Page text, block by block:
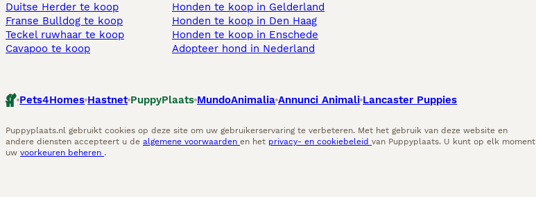
Duitse Herder te koop
Franse Bulldog te koop
Teckel ruwhaar te koop
Cavapoo te koop
Honden te koop in Gelderland
Honden te koop in Den Haag
Honden te koop in Enschede
Adopteer hond in Nederland
Pets4Homes Hastnet PuppyPlaats MundoAnimalia Annunci Animali Lancaster Puppies
Puppyplaats.nl gebruikt cookies op deze site om uw gebruikerservaring te verbeteren. Met het gebruik van deze website en
andere diensten accepteert u de algemene voorwaarden en het privacy- en cookiebeleid van Puppyplaats. U kunt op elk moment
uw voorkeuren beheren .